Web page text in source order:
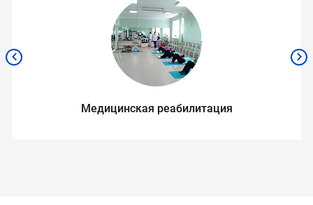
Медицинская реабилитация